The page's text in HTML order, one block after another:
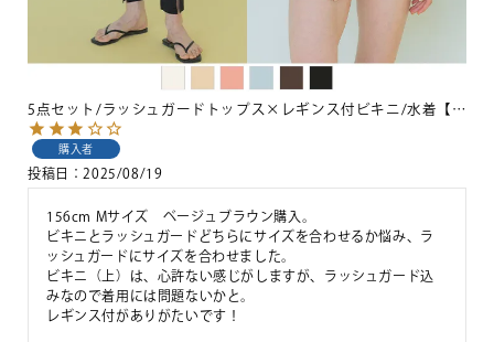
5点セット/ラッシュガードトップス×レギンス付ビキニ/水着【SEADRESS シードレス】
購入者
投稿日 2025/08/19
156cm Mサイズ　ベージュブラウン購入。
ビキニとラッシュガードどちらにサイズを合わせるか悩み、ラ
ッシュガードにサイズを合わせました。
ビキニ（上）は、心許ない感じがしますが、ラッシュガード込
みなので着用には問題ないかと。
レギンス付がありがたいです！